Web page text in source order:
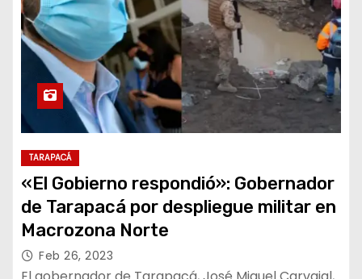
TARAPACÁ
«El Gobierno respondió»: Gobernador
de Tarapacá por despliegue militar en
Macrozona Norte
Feb 26, 2023